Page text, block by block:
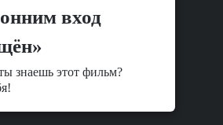
вход
знаешь этот фильм?